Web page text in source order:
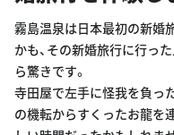
霧島温泉は日本最初の新婚
かも、その新婚旅行に行っ
ら驚きです。
寺田屋で左手に怪我を負っ
の機転からすくったお龍を